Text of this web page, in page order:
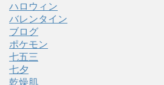
ハロウィン
バレンタイン
ブログ
ポケモン
七五三
七夕
乾燥肌